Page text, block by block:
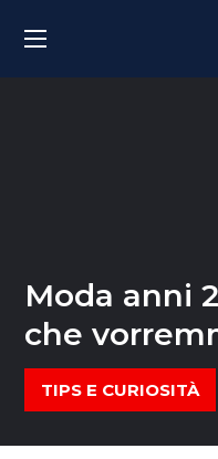
Moda anni
che
TIPS E CURIOSITÀ